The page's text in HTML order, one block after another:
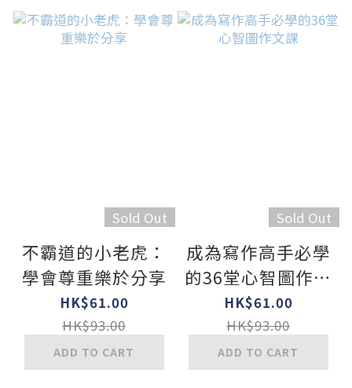
Sold Out
不霸道的小老虎：
學會尊重樂於分享
HK$61.00
HK$93.00
ADD TO CART
Sold Out
成為寫作高手必學
的36堂心智圖作文
課
HK$61.00
HK$93.00
ADD TO CART